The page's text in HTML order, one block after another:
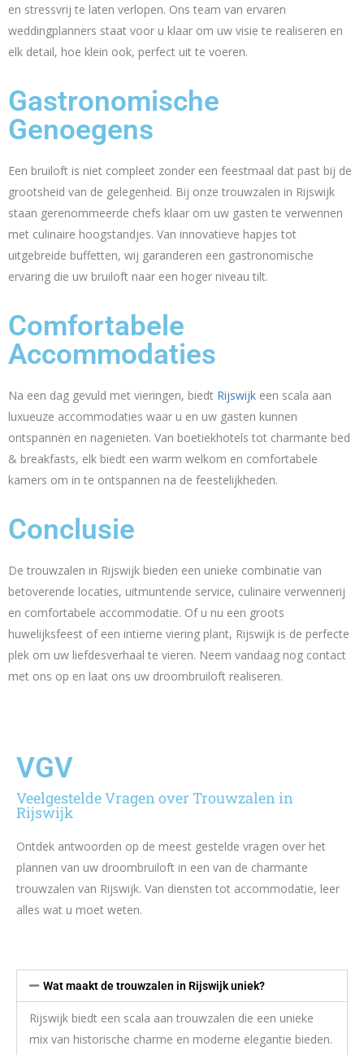
en stressvrij te laten verlopen. Ons team van ervaren
weddingplanners staat voor u klaar om uw visie te realiseren en
elk detail, hoe klein ook, perfect uit te voeren.
Gastronomische
Genoegens
Een bruiloft is niet compleet zonder een feestmaal dat past bij de
grootsheid van de gelegenheid. Bij onze trouwzalen in Rijswijk
staan gerenommeerde chefs klaar om uw gasten te verwennen
met culinaire hoogstandjes. Van innovatieve hapjes tot
uitgebreide buffetten, wij garanderen een gastronomische
ervaring die uw bruiloft naar een hoger niveau tilt.
Comfortabele
Accommodaties
Na een dag gevuld met vieringen, biedt Rijswijk een scala aan
luxueuze accommodaties waar u en uw gasten kunnen
ontspannen en nagenieten. Van boetiekhotels tot charmante bed
& breakfasts, elk biedt een warm welkom en comfortabele
kamers om in te ontspannen na de feestelijkheden.
Conclusie
De trouwzalen in Rijswijk bieden een unieke combinatie van
betoverende locaties, uitmuntende service, culinaire verwennerij
en comfortabele accommodatie. Of u nu een groots
huwelijksfeest of een intieme viering plant, Rijswijk is de perfecte
plek om uw liefdesverhaal te vieren. Neem vandaag nog contact
met ons op en laat ons uw droombruiloft realiseren.
VGV
Veelgestelde Vragen over Trouwzalen in
Rijswijk
Ontdek antwoorden op de meest gestelde vragen over het
plannen van uw droombruiloft in een van de charmante
trouwzalen van Rijswijk. Van diensten tot accommodatie, leer
alles wat u moet weten.
Wat maakt de trouwzalen in Rijswijk uniek?
Rijswijk biedt een scala aan trouwzalen die een unieke
mix van historische charme en moderne elegantie bieden.